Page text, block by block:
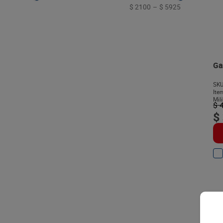
queso
$ 2100 – $ 5925
$
$